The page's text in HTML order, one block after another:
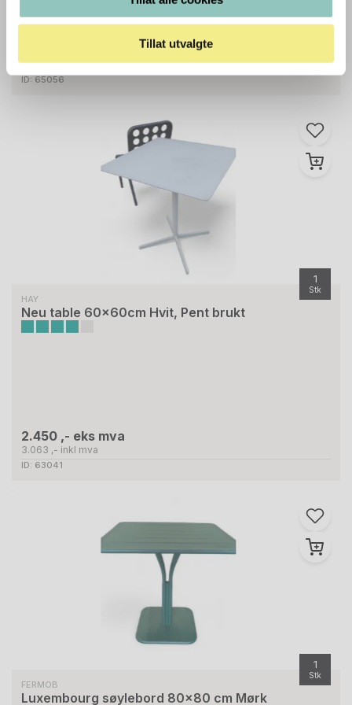
Tillat utvalgte
7.250 ,- inkl mva
ID: 65056
1
Stk
HAY
Neu table 60x60cm Hvit, Pent brukt
2.450 ,- eks mva
3.063 ,- inkl mva
ID: 63041
1
Stk
FERMOB
Luxembourg søylebord 80x80 cm Mørk